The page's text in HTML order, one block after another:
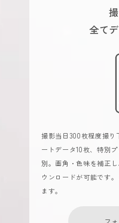
全て
撮影当日300枚程度撮り
ートデータ10枚、特別
別。画角・色味を補正
ウンロードが可能です
ます。
フ